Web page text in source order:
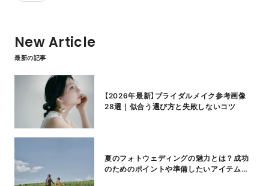
New Article
最新の記事
【2026年最新】ブライダルメイク参考画像
28選｜似合う選び方と失敗しないコツ
夏のフォトウェディングの魅力とは？成功
のためのポイントや準備したいアイテムも